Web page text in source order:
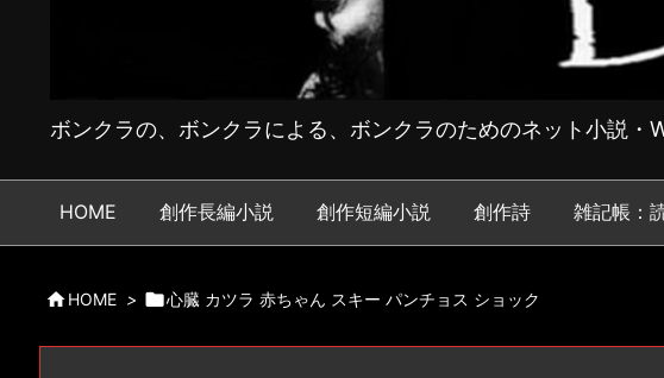
ボンクラの、ボンクラによる、ボンクラのためのネット小説・
HOME 創作長編小説 創作短編小説 創作詩 雑記帳：
HOME > 心臓 カツラ 赤ちゃん スキー パンチョス ショック